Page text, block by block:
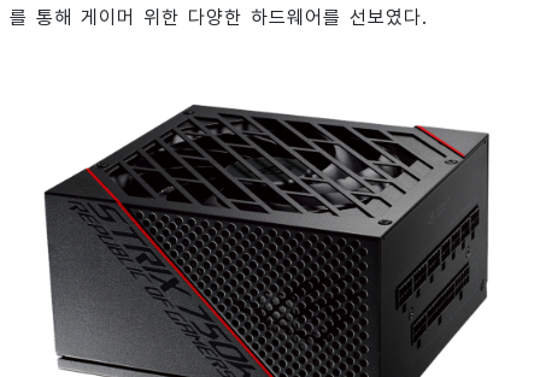
를 통해 게이머 위한 다양한 하드웨어를 선보였다.